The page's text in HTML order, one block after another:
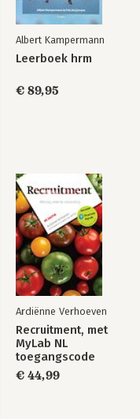
Albert Kampermann
Leerboek hrm
€ 89,95
Ardiënne Verhoeven
Recruitment, met
MyLab NL
toegangscode
€ 44,99